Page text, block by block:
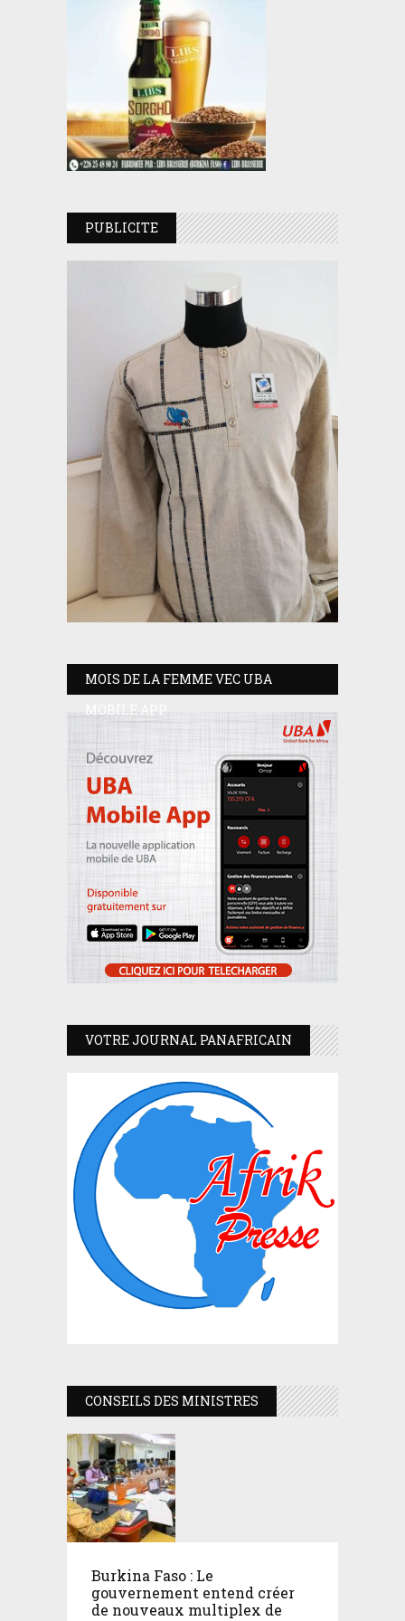
PUBLICITE
MOIS DE LA FEMME VEC UBA
MOBILE APP
VOTRE JOURNAL PANAFRICAIN
CONSEILS DES MINISTRES
Burkina Faso : Le
gouvernement entend créer
de nouveaux multiplex de